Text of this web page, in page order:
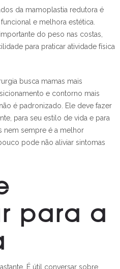
da mamoplastia redutora é
e melhora estética.
do peso nas costas,
para praticar atividade física
busca mamas mais
e contorno mais
é padronizado. Ele deve fazer
para seu estilo de vida e para
nem sempre é a melhor
pode não aliviar sintomas
para a
É útil conversar sobre